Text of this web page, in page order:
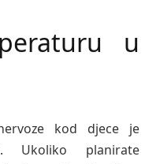
u
kod djece je
Ukoliko planirate